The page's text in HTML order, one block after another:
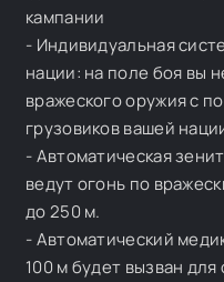
кампании
- Индивидуальная
нации: на поле боя вы
вражеского оружия с
грузовиков вашей
- Автоматическая
ведут огонь по
до 250 м.
- Автоматический
100 м будет вызван